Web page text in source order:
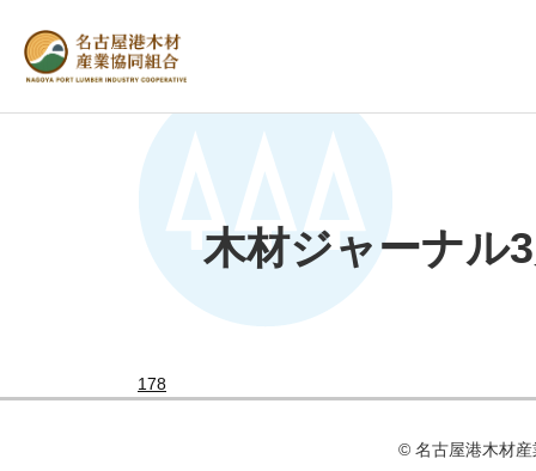
木材ジャーナル
178
© 名古屋港⽊材